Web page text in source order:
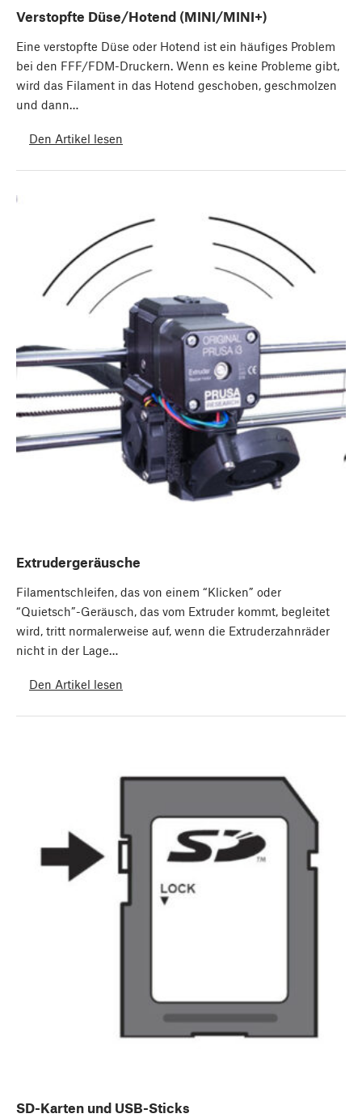
Verstopfte Düse/Hotend (MINI/MINI+)
Eine verstopfte Düse oder Hotend ist ein häufiges Problem
bei den FFF/FDM-Druckern. Wenn es keine Probleme gibt,
wird das Filament in das Hotend geschoben, geschmolzen
und dann…
Den Artikel lesen
Extrudergeräusche
Filamentschleifen, das von einem “Klicken” oder
“Quietsch”-Geräusch, das vom Extruder kommt, begleitet
wird, tritt normalerweise auf, wenn die Extruderzahnräder
nicht in der Lage…
Den Artikel lesen
SD-Karten und USB-Sticks